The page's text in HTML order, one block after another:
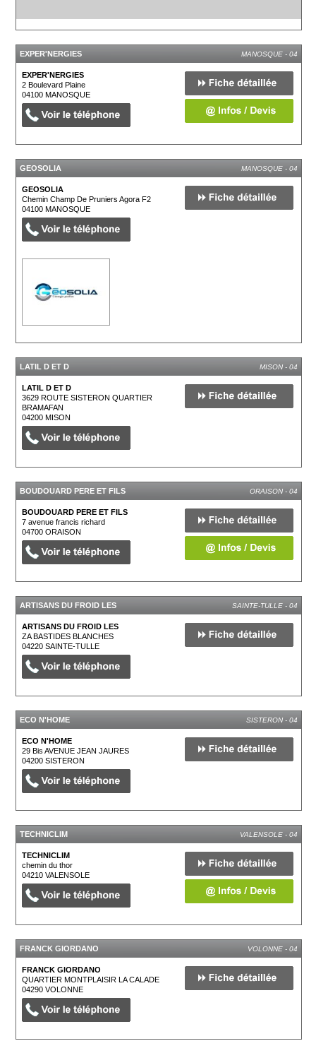
EXPER'NERGIES MANOSQUE - 04
EXPER'NERGIES
2 Boulevard Plaine
04100MANOSQUE
GEOSOLIA MANOSQUE - 04
GEOSOLIA
Chemin Champ De Pruniers Agora F2
04100MANOSQUE
LATIL D ET D MISON - 04
LATIL D ET D
3629 ROUTE SISTERON QUARTIER
BRAMAFAN
04200 MISON
BOUDOUARD PERE ET FILS ORAISON - 04
BOUDOUARD PERE ET FILS
7 avenue francis richard
04700ORAISON
ARTISANS DU FROID LES SAINTE-TULLE - 04
ARTISANS DU FROID LES
ZA BASTIDES BLANCHES
04220SAINTE-TULLE
ECO N'HOME SISTERON - 04
ECO N'HOME
29 Bis AVENUE JEAN JAURES
04200SISTERON
TECHNICLIM VALENSOLE - 04
TECHNICLIM
chemin du thor
04210VALENSOLE
FRANCK GIORDANO VOLONNE - 04
FRANCK GIORDANO
QUARTIER MONTPLAISIR LA CALADE
04290VOLONNE